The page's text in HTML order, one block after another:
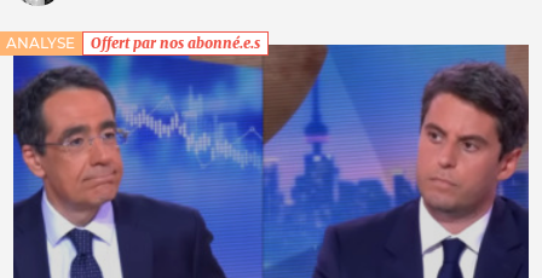
ANALYSE Offert par nos abonné.e.s